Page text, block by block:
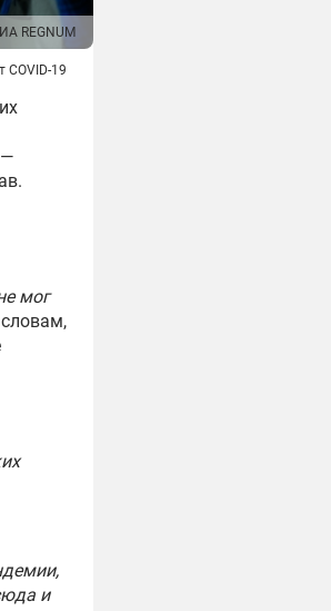
ИА REGNUM
19
—
мог
и